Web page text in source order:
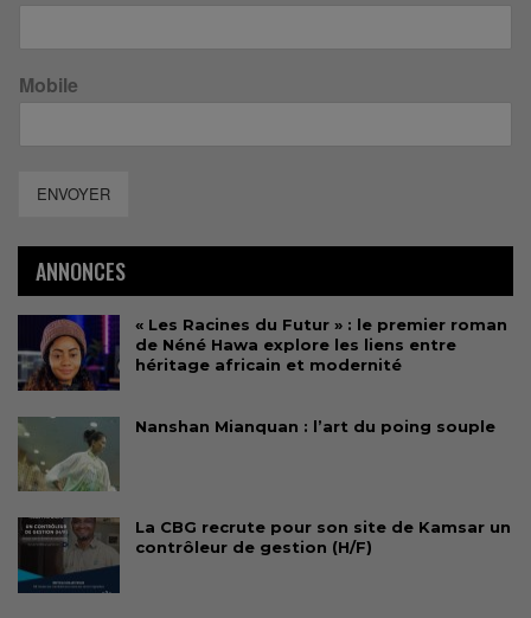
Mobile
ENVOYER
ANNONCES
« Les Racines du Futur » : le premier roman
de Néné Hawa explore les liens entre
héritage africain et modernité
Nanshan Mianquan : l’art du poing souple
La CBG recrute pour son site de Kamsar un
contrôleur de gestion (H/F)